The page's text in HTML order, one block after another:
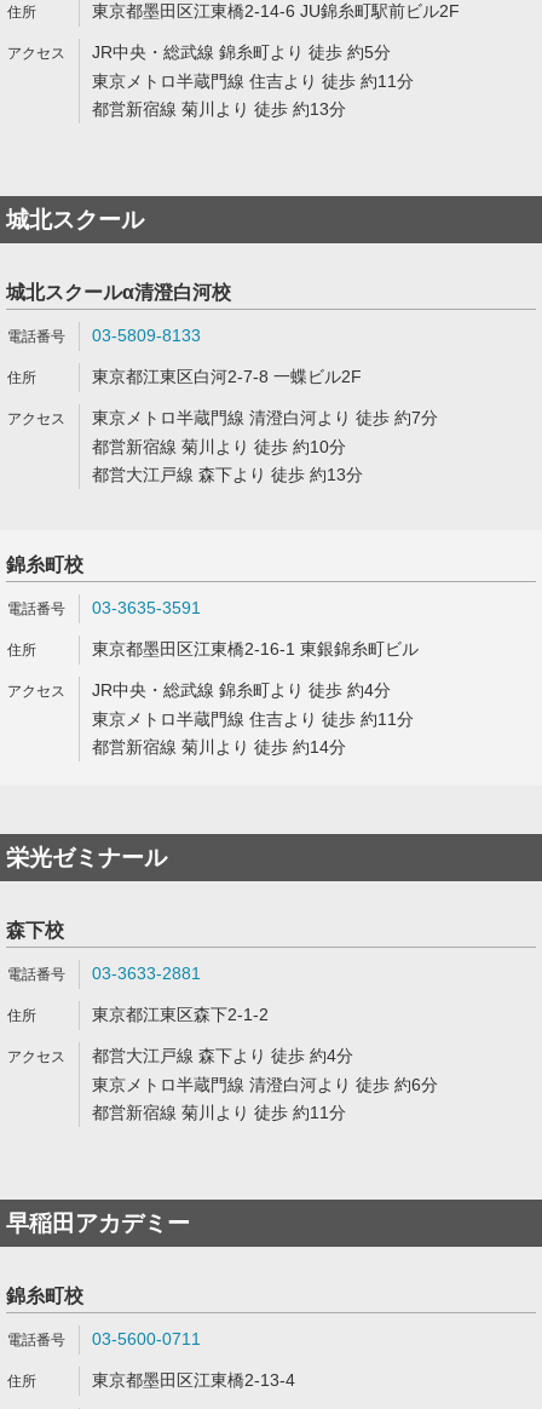
東京都墨田区江東橋2-14-6 JU錦糸町駅前ビル2F
JR中央・総武線 錦糸町より 徒歩 約5分
東京メトロ半蔵門線 住吉より 徒歩 約11分
都営新宿線 菊川より 徒歩 約13分
城北スクール
城北スクールα清澄白河校
03-5809-8133
東京都江東区白河2-7-8 一蝶ビル2F
東京メトロ半蔵門線 清澄白河より 徒歩 約7分
都営新宿線 菊川より 徒歩 約10分
都営大江戸線 森下より 徒歩 約13分
錦糸町校
03-3635-3591
東京都墨田区江東橋2-16-1 東銀錦糸町ビル
JR中央・総武線 錦糸町より 徒歩 約4分
東京メトロ半蔵門線 住吉より 徒歩 約11分
都営新宿線 菊川より 徒歩 約14分
栄光ゼミナール
森下校
03-3633-2881
東京都江東区森下2-1-2
都営大江戸線 森下より 徒歩 約4分
東京メトロ半蔵門線 清澄白河より 徒歩 約6分
都営新宿線 菊川より 徒歩 約11分
早稲田アカデミー
錦糸町校
03-5600-0711
東京都墨田区江東橋2-13-4